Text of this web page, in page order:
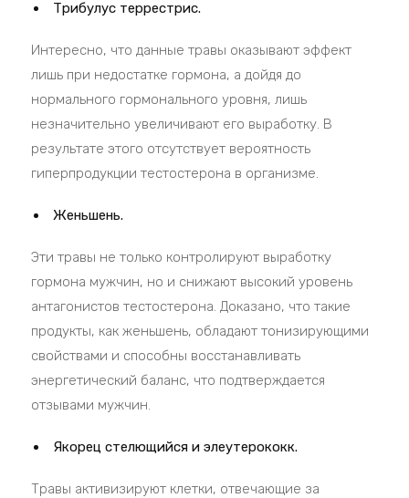
Трибулус террестрис.
Интересно, что данные травы оказывают эффект
лишь при недостатке гормона, а дойдя до
нормального гормонального уровня, лишь
незначительно увеличивают его выработку. В
результате этого отсутствует вероятность
гиперпродукции тестостерона в организме.
Женьшень.
Эти травы не только контролируют выработку
гормона мужчин, но и снижают высокий уровень
антагонистов тестостерона. Доказано, что такие
продукты, как женьшень, обладают тонизирующими
свойствами и способны восстанавливать
энергетический баланс, что подтверждается
отзывами мужчин.
Якорец стелющийся и элеутерококк.
Травы активизируют клетки, отвечающие за